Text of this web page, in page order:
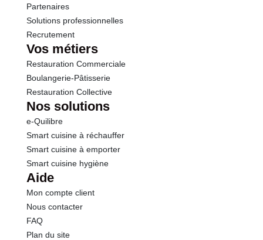
Partenaires
Solutions professionnelles
Recrutement
Vos métiers
Restauration Commerciale
Boulangerie-Pâtisserie
Restauration Collective
Nos solutions
e-Quilibre
Smart cuisine à réchauffer
Smart cuisine à emporter
Smart cuisine hygiène
Aide
Mon compte client
Nous contacter
FAQ
Plan du site